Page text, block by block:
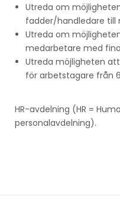
Utreda om
fadder/handledare till
Utreda om
medarbetare med
Utreda möjligheten
för arbetstagare från
HR-avdelning (HR =
personalavdelning).